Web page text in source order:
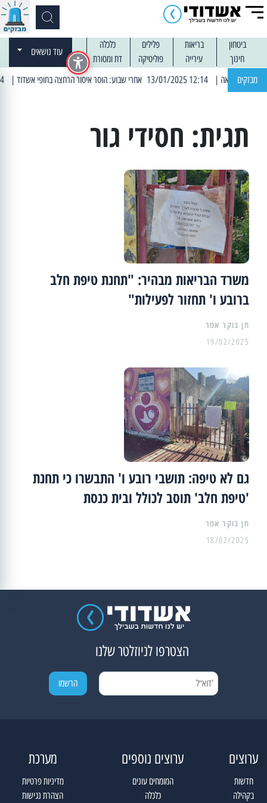
ביטחון בריאות פלילים
כלכלה
חינוך
עירייה פוליטיקה דת ומסורת
עוד נושאים
מבזקים | 12:14 13/01/2025 אחרי שבוע: הוסר איסור הרחצה בחופי אשדוד | 13:04 14/01/2025 עובדים בלילות: עבודות קרצוף וריבוד אספלט
תגית: חסידי גור
משרד הבריאות מבהיר: "תחנת טיפת חלב
ברובע ו' תחזור לפעילות"
19/02/2025
גם לא טיפה: תושבי רובע ו' התבשרו כי תחנת
'טיפת חלב' תוסב לכולל ובית כנסת
18/02/2025
הצטרפו לניוזלטר שלנו
ערוצים
חדשות
בקהילה
ערוצים נוספים
המומחים עונים
כלכלה
מערכת
מדיניות פרטיות
הצהרת נגישות